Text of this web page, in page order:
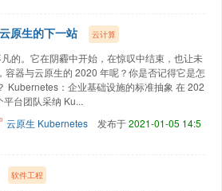
原生的下一站 云计算
的。它在阴霾中开始，在惊叹中结束，也让未
容器与云原生的 2020 年呢？你是否记得它是怎
Kubernetes：企业基础设施的标准抽象 在 202
台团队采纳 Ku...
云原生 Kubernetes 发布于2021-01-05 14:5
软件工程